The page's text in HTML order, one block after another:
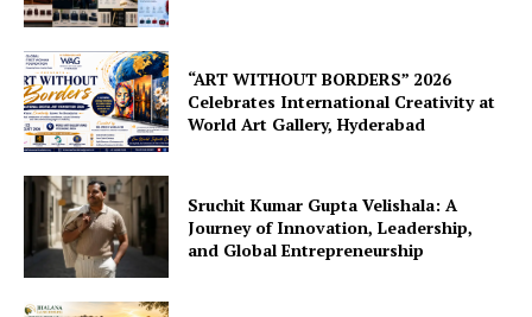
“ART WITHOUT BORDERS” 2026
Celebrates International Creativity at
World Art Gallery, Hyderabad
Sruchit Kumar Gupta Velishala: A
Journey of Innovation, Leadership,
and Global Entrepreneurship